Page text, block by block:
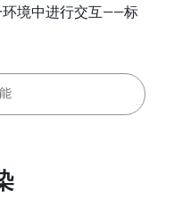
环境中进行交互——标